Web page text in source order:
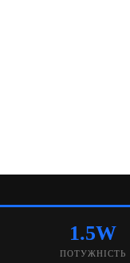
1.5W
ПОТУЖНІСТЬ